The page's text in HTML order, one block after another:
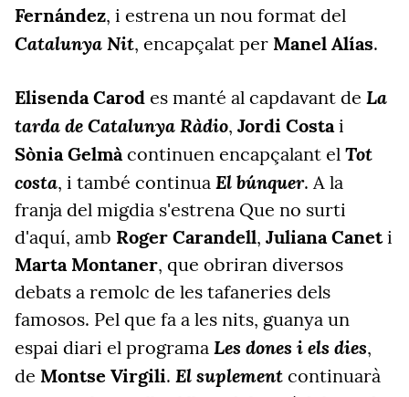
Fernández, i estrena un nou format del
Catalunya Nit, encapçalat per Manel Alías.
Elisenda Carod es manté al capdavant de La
tarda de Catalunya Ràdio, Jordi Costai
Sònia Gelmàcontinuen encapçalant el Tot
costa, i també continua El búnquer. A la
franja del migdia s'estrena Que no surti
d'aquí, amb Roger Carandell, Juliana Caneti
Marta Montaner, que obriran diversos
debats a remolc de les tafaneries dels
famosos. Pel que fa a les nits, guanya un
espai diari el programa Les dones i els dies,
de Montse Virgili. El suplement continuarà